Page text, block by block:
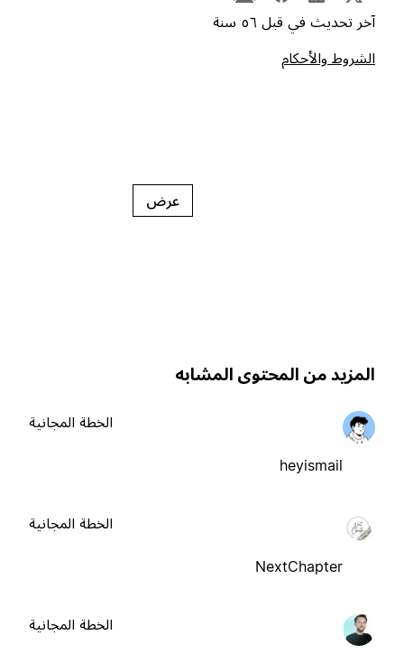
تحديث في قبل ٥٦ سنة
والأحكام
عرض
من المحتوى المشابه
heyismail
الخطة المجانية
NextChapter
الخطة المجانية
الخطة المجانية